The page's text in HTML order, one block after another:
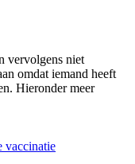
vervolgens niet
omdat iemand heeft
Hieronder meer
vaccinatie